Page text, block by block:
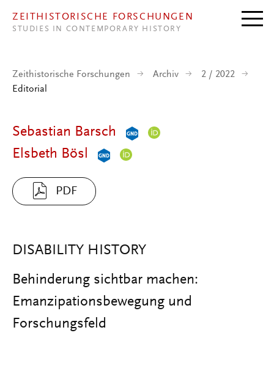
ZEITHISTORISCHE FORSCHUNGEN
STUDIES IN CONTEMPORARY HISTORY
Zeithistorische Forschungen Archiv
2 / 2022
Editorial
Sebastian Barsch
Elsbeth Bösl
PDF
DISABILITY HISTORY
Behinderung sichtbar machen:
Emanzipationsbewegung und
Forschungsfeld